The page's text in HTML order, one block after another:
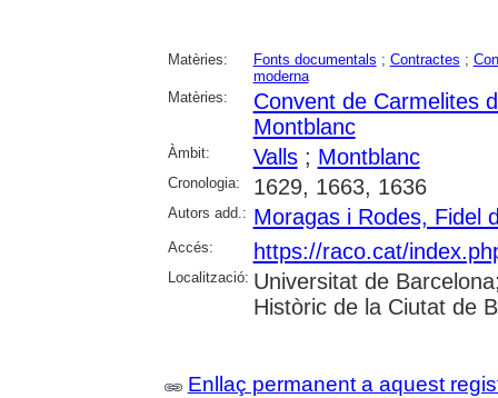
Matèries: Fonts documentals ; Contractes ;
moderna
Matèries:
Convent de Carmelites
Montblanc
Àmbit: Valls; Montblanc
Cronologia: 1629, 1663, 1636
Autors add.: Moragas i Rodes, Fidel
Accés: https://raco.cat/
Localització: Universitat de
Històric de la Ciutat de
Enllaç permanent a aquest